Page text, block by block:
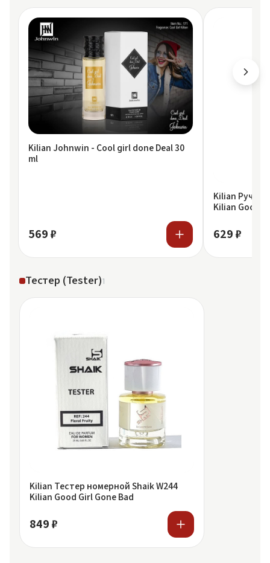
Kilian Johnwin - Cool girl done Deal 30
ml
569 ₽
Kilian Ручка
Kilian Good
629 ₽
Тестер (Tester)1
Kilian Тестер номерной Shaik W244
Kilian Good Girl Gone Bad
849 ₽